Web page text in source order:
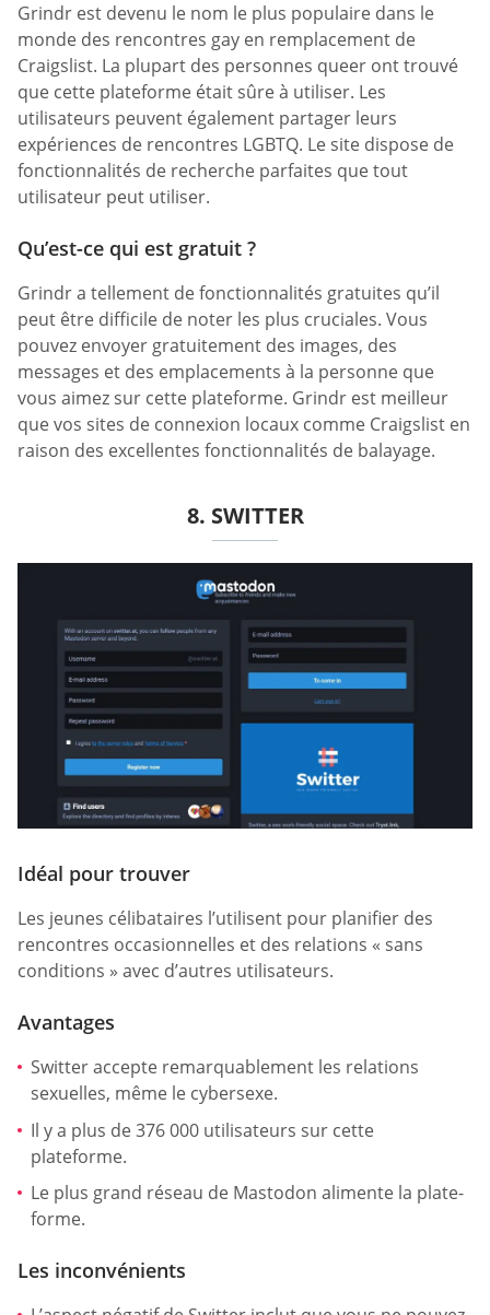
Grindr est devenu le nom le plus populaire dans le
monde des rencontres gay en remplacement de
Craigslist. La plupart des personnes queer ont trouvé
que cette plateforme était sûre à utiliser. Les
utilisateurs peuvent également partager leurs
expériences de rencontres LGBTQ. Le site dispose de
fonctionnalités de recherche parfaites que tout
utilisateur peut utiliser.
Qu’est-ce qui est gratuit ?
Grindr a tellement de fonctionnalités gratuites qu’il
peut être difficile de noter les plus cruciales. Vous
pouvez envoyer gratuitement des images, des
messages et des emplacements à la personne que
vous aimez sur cette plateforme. Grindr est meilleur
que vos sites de connexion locaux comme Craigslist en
raison des excellentes fonctionnalités de balayage.
8. SWITTER
Idéal pour trouver
Les jeunes célibataires l’utilisent pour planifier des
rencontres occasionnelles et des relations « sans
conditions » avec d’autres utilisateurs.
Avantages
Switter accepte remarquablement les relations
sexuelles, même le cybersexe.
Il y a plus de 376 000 utilisateurs sur cette
plateforme.
Le plus grand réseau de Mastodon alimente la plate-
forme.
Les inconvénients